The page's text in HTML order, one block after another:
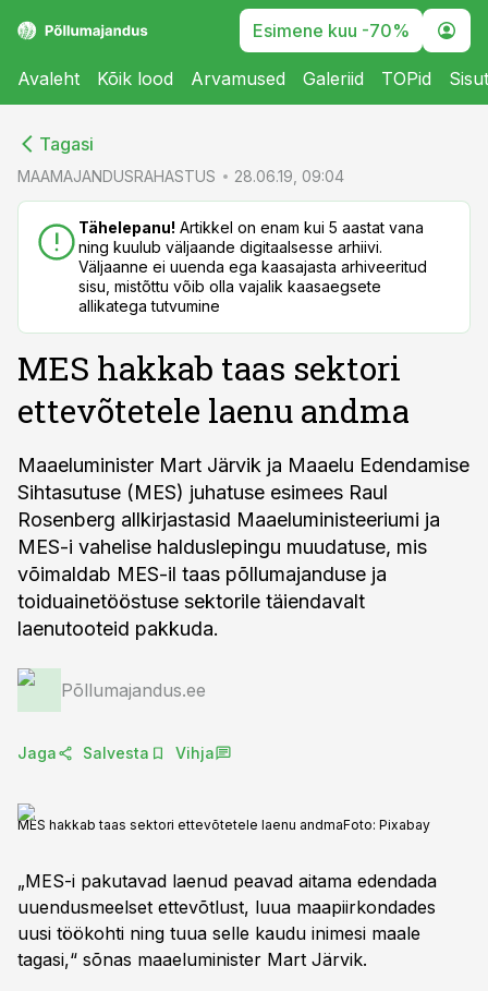
Esimene kuu -70%
Avaleht Kõik lood Arvamused Galeriid TOPid
Tagasi
MAAMAJANDUSRAHASTUS 28.06.19, 09:04
Tähelepanu! Artikkel on enam kui 5 aastat vana
ning kuulub väljaande digitaalsesse arhiivi.
Väljaanne ei uuenda ega kaasajasta arhiveeritud
sisu, mistõttu võib olla vajalik kaasaegsete
allikatega tutvumine
MES hakkab taas sektori
ettevõtetele laenu andma
Maaeluminister Mart Järvik ja Maaelu Edendamise
Sihtasutuse (MES) juhatuse esimees Raul
Rosenberg allkirjastasid Maaeluministeeriumi ja
MES-i vahelise halduslepingu muudatuse, mis
võimaldab MES-il taas põllumajanduse ja
toiduainetööstuse sektorile täiendavalt
laenutooteid pakkuda.
Põllumajandus.ee
Jaga Salvesta Vihja
MES hakkab taas sektori ettevõtetele laenu andmaFoto: Pixabay
„MES-i pakutavad laenud peavad aitama edendada
uuendusmeelset ettevõtlust, luua maapiirkondades
uusi töökohti ning tuua selle kaudu inimesi maale
tagasi,“ sõnas maaeluminister Mart Järvik.